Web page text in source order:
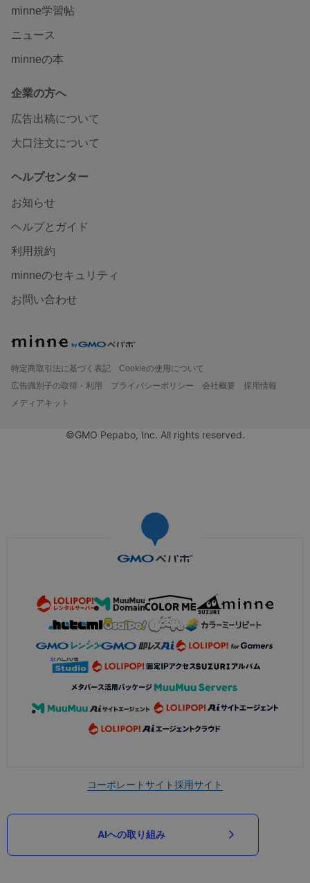
minne学習帖
ニュース
minneの本
企業の方へ
広告出稿について
大口注文について
ヘルプセンター
お知らせ
ヘルプとガイド
利用規約
minneのセキュリティ
お問い合わせ
特定商取引法に基づく表記
Cookieの使用について
広告識別子の取得・利用
プライバシーポリシー 会社概要
採用情報
メディアキット
©GMO Pepabo, Inc. All rights reserved.
コーポレートサイト採用サイト
AIへの取り組み